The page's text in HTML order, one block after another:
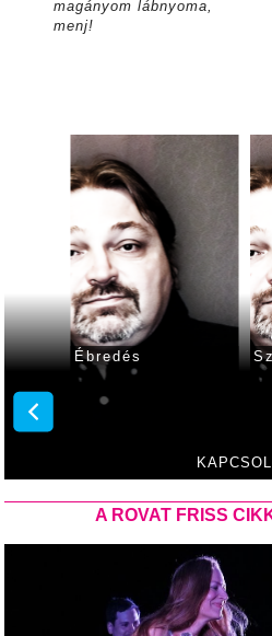
magányom lábnyoma,
menj!
Ébredés
A ROVAT FRISS